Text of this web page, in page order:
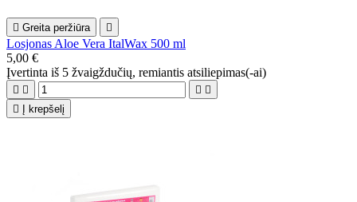
 Greita peržiūra 
Losjonas Aloe Vera ItalWax 500 ml
5,00 €
Įvertinta iš 5 žvaigždučių, remiantis atsiliepimas(-ai)
   

Į krepšelį